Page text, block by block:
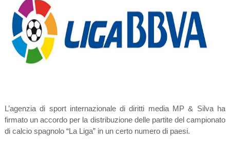
L’agenzia di sport internazionale di diritti media MP & Silva ha
firmato un accordo per la distribuzione delle partite del campionato
di calcio spagnolo “La Liga” in un certo numero di paesi.